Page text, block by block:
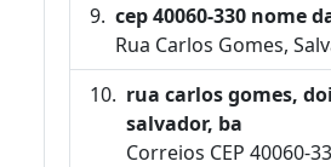
cep 40060-330 nome
Rua Carlos Gomes,
rua carlos gomes,
salvador, ba
Correios CEP 40060-